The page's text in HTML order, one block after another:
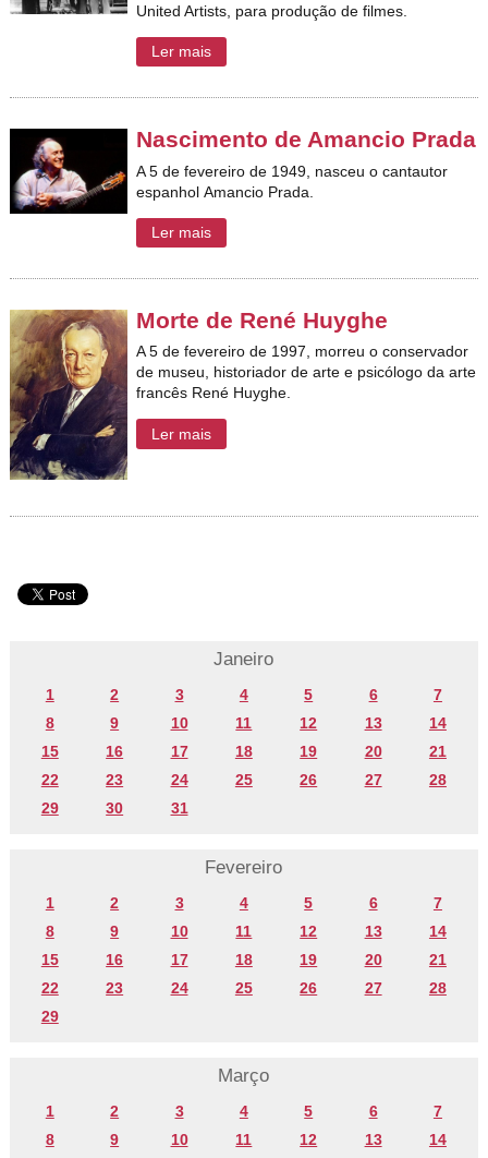
United Artists, para produção de filmes.
Ler mais
Nascimento de Amancio Prada
A 5 de fevereiro de 1949, nasceu o cantautor
espanhol Amancio Prada.
Ler mais
Morte de René Huyghe
A 5 de fevereiro de 1997, morreu o conservador
de museu, historiador de arte e psicólogo da arte
francês René Huyghe.
Ler mais
Janeiro
1 2 3 4 5 6
7
8
9 10 11 12 13
14
15
16 17 18 19 20
21
22
23 24 25 26 27
28
29
30 31
Fevereiro
1 2 3 4 5 6
7
8
9 10 11 12 13
14
15
16 17 18 19 20
21
22
23 24 25 26 27
28
29
Março
1 2 3 4 5 6
7
8
9 10 11 12 13
14